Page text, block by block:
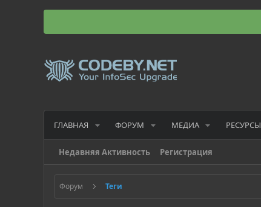
ГЛАВНАЯ ФОРУМ МЕДИА РЕСУРСЫ
Недавняя Активность Регистрация
Форум Теги